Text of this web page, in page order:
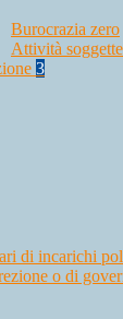
Burocrazia zero
Attività
3
di incarichi
o di